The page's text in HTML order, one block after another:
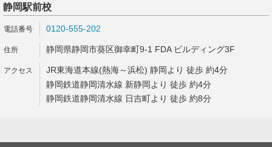
静岡駅前校
0120-555-202
静岡県静岡市葵区御幸町9-1 FDA ビルディング3F
JR東海道本線(熱海～浜松) 静岡より 徒歩 約4分
静岡鉄道静岡清水線 新静岡より 徒歩 約4分
静岡鉄道静岡清水線 日吉町より 徒歩 約8分